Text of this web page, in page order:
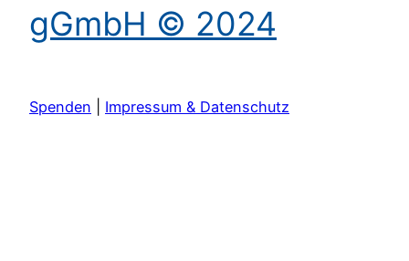
gGmbH © 2024
Spenden Impressum & Datenschutz